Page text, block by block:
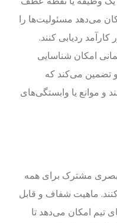
می‌دهد مسئولیت‌ها را
ردیابی کنند.
امکان شناسایی
می‌کند که
موانع یا وابستگی‌های
مشترک برای همه
ماهیت شفاف و قابل
امکان می‌دهد تا